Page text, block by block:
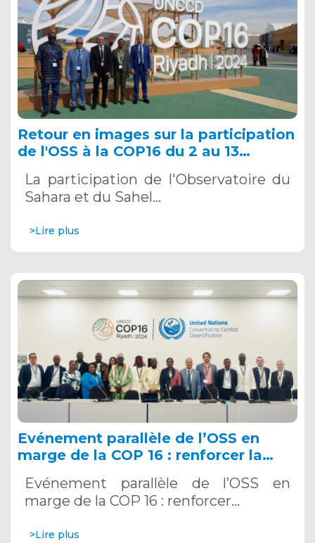
Retour en images sur la participation
de l'OSS à la COP16 du 2 au 13
Saoudite
La participation de l'Observatoire du
Sahara et du Sahel…
>Lire plus
Evénement parallèle de l’OSS en
marge de la COP 16 : renforcer la
Systèmes d’Alerte Précoce
Multirisques. 12 décembre 2024
Evénement parallèle de l’OSS en
marge de la COP 16 : renforcer…
>Lire plus